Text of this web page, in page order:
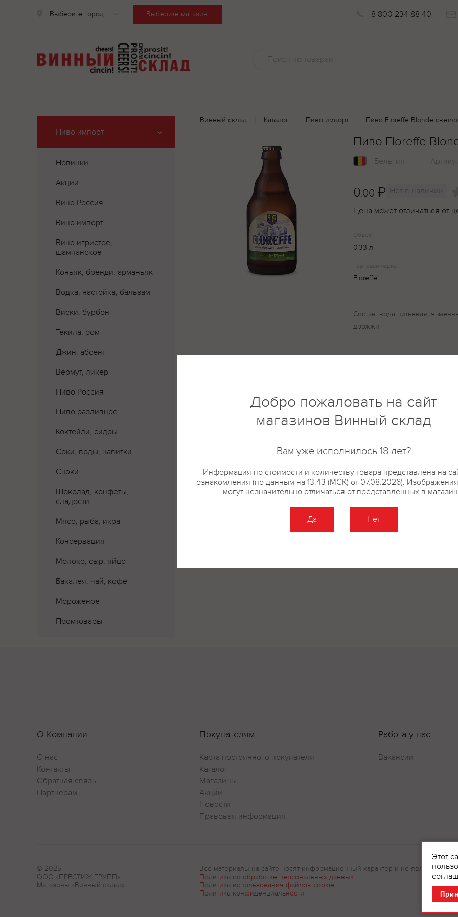
Выберите город Выберите магазин 8 800 234 88 40
Пиво импорт
Новинки
Акции
Вино Россия
Вино импорт
Вино игристое,
шампанское
Коньяк, бренди, арманьяк
Водка, настойка, бальзам
Виски, бурбон
Текила, ром
Джин, абсент
Вермут, ликер
Пиво Россия
Пиво разливное
Коктейли, сидры
Соки, воды, напитки
Снэки
Шоколад, конфеты,
сладости
Мясо, рыба, икра
Консервация
Молоко, сыр, яйцо
Бакалея, чай, кофе
Мороженое
Промтовары
Винный склад Каталог Пиво импорт Пиво Floreffe Blonde
Пиво Floreffe
Бельгия
0.00 ₽ Нет в наличии
Цена может отличаться от
Объем
0.33 л.
Торговая марка
Floreffe
Состав: вода питьевая,
дрожжи
О Компании
О нас
Контакты
Обратная связь
Партнерам
Покупателям
Карта постоянного покупателя
Каталог
Магазины
Акции
Новости
Правовая информация
Работа у нас
Вакансии
© 2025
ООО «ПРЕСТИЖ ГРУПП»
Магазины «Винный склад»
Все материалы на сайте носят информационный характер и не являются
Политика по обработке персональных данных
Политика использования файлов cookie
Политика конфиденциальности
Этот
Добро пожаловать на сайт
магазинов Винный склад
Вам уже исполнилось 18 лет?
Информация по стоимости и количеству товара представлена на
ознакомления (по данным на 13:43 (МСК) от 07.08.2026).
могут незначительно отличаться от представленных в
Да Нет